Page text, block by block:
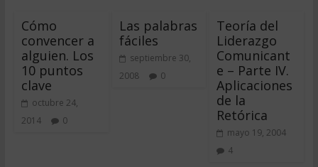
Cómo
convencer a
alguien. Los
10 puntos
clave
octubre 24,
2014
0
Las palabras
fáciles
septiembre 30,
2008
0
Teoría del
Liderazgo
Comunicant
e – Parte IV.
Aplicaciones
de la
Retórica
mayo 19, 2004
4